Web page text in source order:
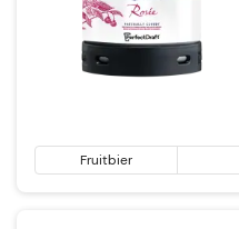
Fruitbier